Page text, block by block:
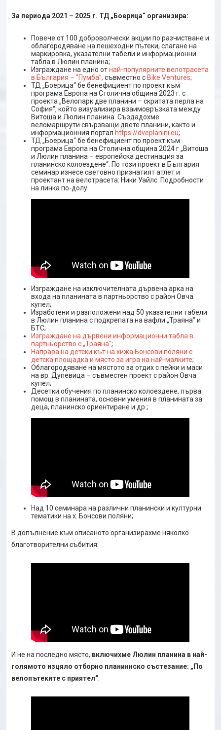
За периода 2021 – 2025 г. ТД „Боерица“ организира:
Повече от 100 доброволчески акции по разчистване и
облагородяване на пешеходни пътеки, слагане на
маркировка, указателни табели и информационни
табла в Люлин планина;
Изграждане на едно отнай-популярните велотрасета
в България – “Пумба”, съвместно с Bike Ventures;
ТД „Боерица“ бе бенефициент по проект към
програма Европа на Столична община 2023 г. с
проекта „Велопарк две планини – скритата перла на
София“, който визуализира взаимовръзката между
Витоша и Люлин планина. Създадохме
веломаршрути свързващи двете планини, както и
информационния портал https://dveplanini.eu;
ТД „Боерица“ бе бенефициент по проект към
програма Европа на Столична община 2024 г „Витоша
и Люлин планина – европейска дестинация за
планинско колоездене“. По този проект в България
семинар изнесе световно признатият атлет и
проектант на велотрасета: Ники Уайлс. Подробности
на линка по-долу:
Изграждане на изключителната дървена арка на
входа на планината в партньорство с район Овча
купел;
Изработени и разположени над 50 указателни табели
в Люлин планина с подкрепата на вафли „Траяна“ и
БТС;
Изграждане на дървени информационни табла в
партньорство с „Траяна“;
Направа на детски кът на хижа Бонсови поляни с
детска площадка и място за игра на най-малките;
Облагородяване на мястото за отдих с пейки и маси
на вр. Дупевица – съвместен проект с район Овча
купел;
Десетки обучения по планинско колоездене, първа
помощ в планината, основни умения в планината за
деца, планинско ориентиране и др.;
Над 10 семинара на различни планински и културни
тематики на х. Бонсови поляни;
В допълнение към описаното организирахме няколко
благотворителни събития:
И не на последно място, включихме Люлин планина в най-
голямото изцяло отборно планиннско състезание: „По
велопътеките с приятел“.